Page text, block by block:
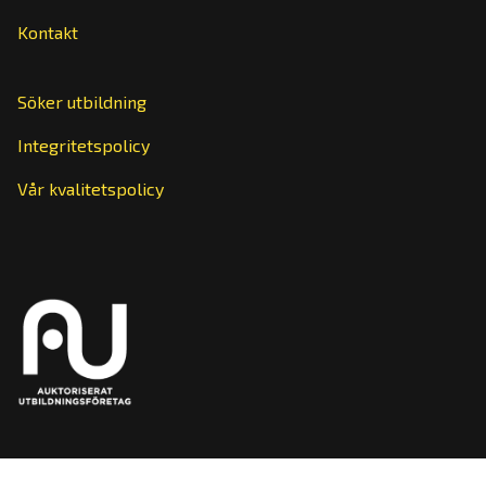
Kontakt
Söker utbildning
Integritetspolicy
Vår kvalitetspolicy